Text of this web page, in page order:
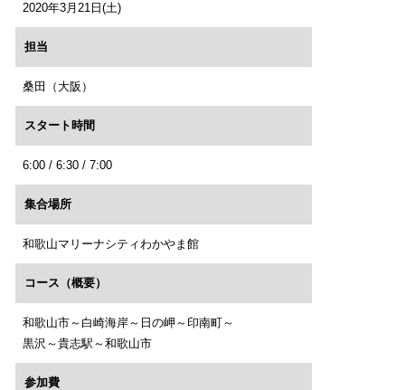
2020年3月21日(土)
担当
桑田（大阪）
スタート時間
6:00 / 6:30 / 7:00
集合場所
和歌山マリーナシティわかやま館
コース（概要）
和歌山市～白崎海岸～日の岬～印南町～
黒沢～貴志駅～和歌山市
参加費